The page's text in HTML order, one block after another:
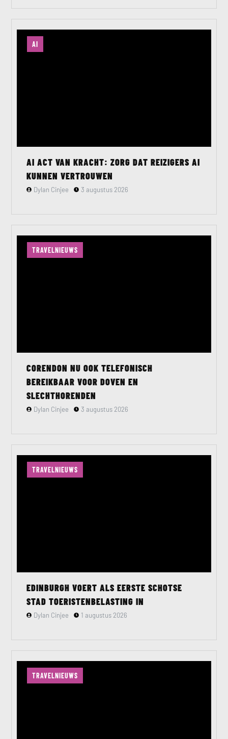
AI
AI ACT VAN KRACHT: ZORG DAT REIZIGERS AI
KUNNEN VERTROUWEN
Dylan Cinjee 3 augustus 2026
TRAVELNIEUWS
CORENDON NU OOK TELEFONISCH
BEREIKBAAR VOOR DOVEN EN
SLECHTHORENDEN
Dylan Cinjee 3 augustus 2026
TRAVELNIEUWS
EDINBURGH VOERT ALS EERSTE SCHOTSE
STAD TOERISTENBELASTING IN
Dylan Cinjee 1 augustus 2026
TRAVELNIEUWS